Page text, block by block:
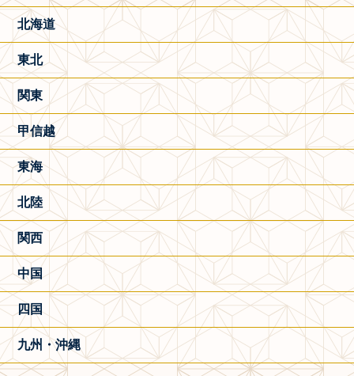
北海道
東北
関東
甲信越
東海
北陸
関西
中国
四国
九州・沖縄